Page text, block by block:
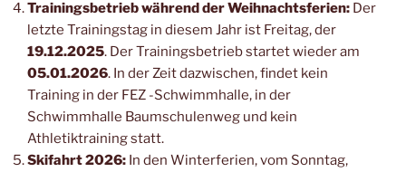
Trainingsbetrieb während der Weihnachtsferien: Der
letzte Trainingstag in diesem Jahr ist Freitag, der
19.12.2025. Der Trainingsbetrieb startet wieder am
05.01.2026. In der Zeit dazwischen, findet kein
Training in der FEZ -Schwimmhalle, in der
Schwimmhalle Baumschulenweg und kein
Athletiktraining statt.
Skifahrt 2026: In den Winterferien, vom Sonntag,